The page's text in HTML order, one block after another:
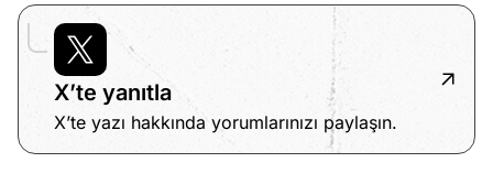
X’te yanıtla
X’te yazı hakkında yorumlarınızı paylaşın.